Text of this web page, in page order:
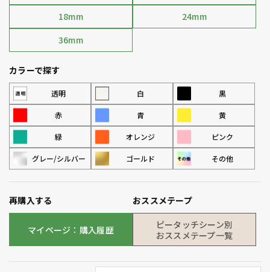
18mm
24mm
36mm
カラーで探す
透明 白 黒
赤 青 黄
緑 オレンジ ピンク
グレー/シルバー ゴールド その他
再購入する
マイページ：購入履歴
おススメテープ
ピータッチシーン別
おススメテープ一覧